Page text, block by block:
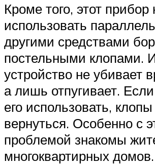
Кроме того, этот прибор
использовать
другими средствами
постельными клопами.
устройство не убивает
а лишь отпугивает.
его использовать,
вернуться. Особенно с
проблемой знакомы
многоквартирных домов.